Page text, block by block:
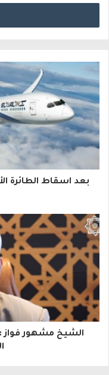
د
خ
ب
ر
ي
د
ك
ا
إ
ل
ك
ت
ر
و
بعد اسقاط الطائرة
الشيخ مشهور فواز